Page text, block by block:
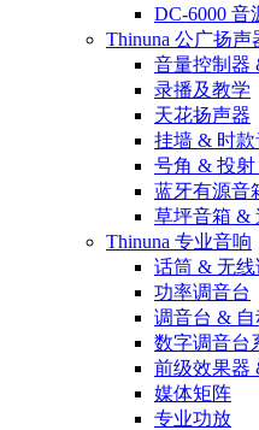
DC-6000 音
Thinuna 公广扬声
音量控制器
录播及教学
天花扬声器
挂墙 & 时
号角 & 投
蓝牙有源音
草坪音箱 &
Thinuna 专业音响
话筒 & 无
功率调音台
调音台 &
数字调音台
前级效果器
媒体矩阵
专业功放